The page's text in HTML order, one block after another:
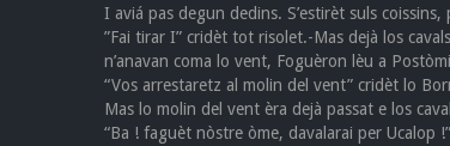
I aviá pas degun dedins. S’estirèt suls coissins,
”Fai tirar I” cridèt tot risolet.-Mas dejà los
n’anavan coma lo vent, Foguèron lèu a
“Vos arrestaretz al molin del vent” cridèt lo
Mas lo molin del vent èra dejà passat e los
“Ba ! faguèt nòstre òme, davalarai per Ucalop !”